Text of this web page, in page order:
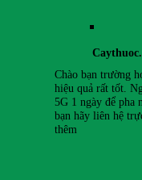
Chào bạn trường
hiệu quả rất tốt.
5G 1 ngày để pha
bạn hãy liên hệ
thêm